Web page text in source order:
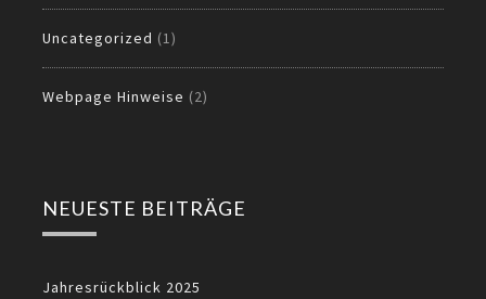
Uncategorized (1)
Webpage Hinweise (2)
NEUESTE BEITRÄGE
Jahresrückblick 2025